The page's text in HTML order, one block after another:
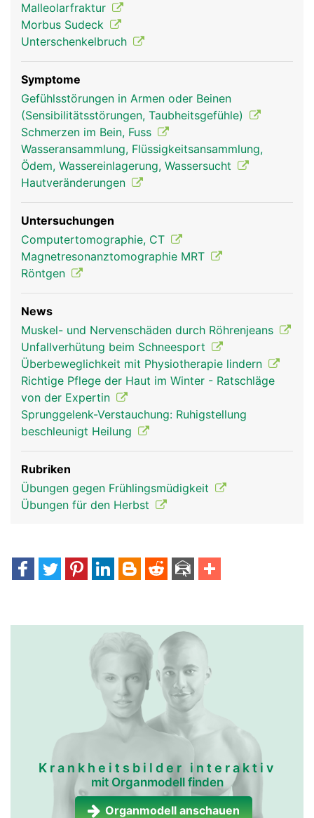
Unterschenkel Frau
Malleolarfraktur
Morbus Sudeck
Unterschenkelbruch
Symptome
Gefühlsstörungen in Armen oder Beinen
(Sensibilitätsstörungen, Taubheitsgefühle)
Schmerzen im Bein, Fuss
Wasseransammlung, Flüssigkeitsansammlung,
Ödem, Wassereinlagerung, Wassersucht
Hautveränderungen
Untersuchungen
Computertomographie, CT
Magnetresonanztomographie MRT
Röntgen
News
Muskel- und Nervenschäden durch Röhrenjeans
Unfallverhütung beim Schneesport
Überbeweglichkeit mit Physiotherapie lindern
Richtige Pflege der Haut im Winter - Ratschläge
von der Expertin
Sprunggelenk-Verstauchung: Ruhigstellung
beschleunigt Heilung
Rubriken
Übungen gegen Frühlingsmüdigkeit
Übungen für den Herbst
Krankheitsbilder interaktiv
mit Organmodell finden
Organmodell anschauen